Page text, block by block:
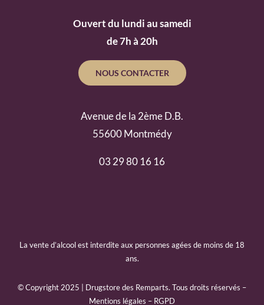
Ouvert du lundi au samedi
de 7h à 20h
NOUS CONTACTER
Avenue de la 2ème D.B.
55600 Montmédy
03 29 80 16 16
La vente d’alcool est interdite aux personnes agées de moins de 18
ans.
© Copyright 2025 | Drugstore des Remparts. Tous droits réservés –
Mentions légales – RGPD